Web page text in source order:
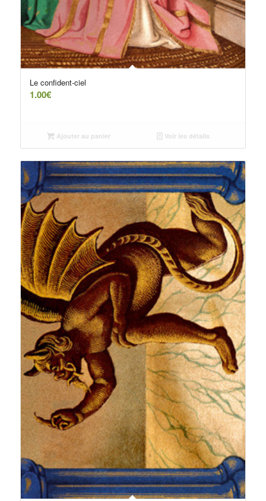
Le confident-ciel
1.00€
Ajouter au panier Voir les détails